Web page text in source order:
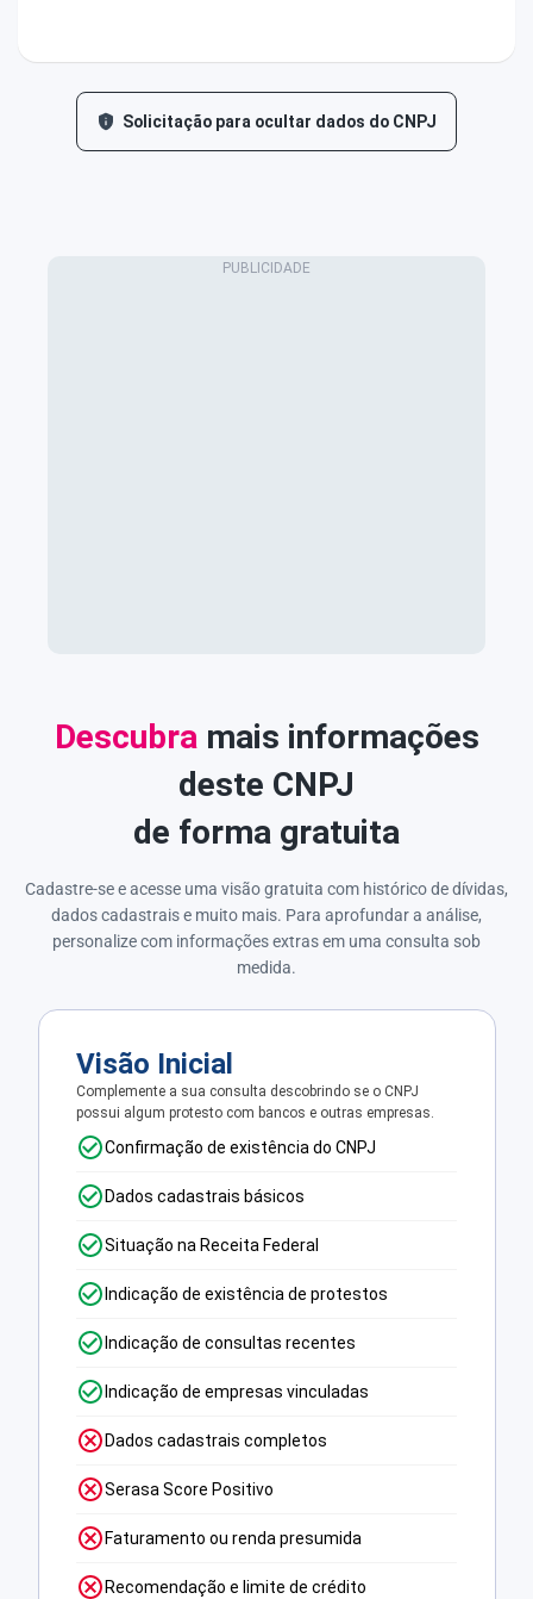
Solicitação para ocultar dados do CNPJ
Descubra mais informações
deste CNPJ
de forma gratuita
Cadastre-se e acesse uma visão gratuita com histórico de dívidas,
dados cadastrais e muito mais. Para aprofundar a análise,
personalize com informações extras em uma consulta sob
medida.
Visão Inicial
Complemente a sua consulta descobrindo se o CNPJ
possui algum protesto com bancos e outras empresas.
Confirmação de existência do CNPJ
Dados cadastrais básicos
Situação na Receita Federal
Indicação de existência de protestos
Indicação de consultas recentes
Indicação de empresas vinculadas
Dados cadastrais completos
Serasa Score Positivo
Faturamento ou renda presumida
Recomendação e limite de crédito